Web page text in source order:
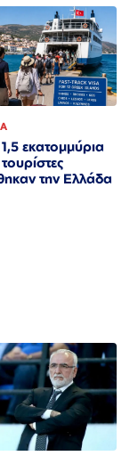
εκατομμύρια
την Ελλάδα